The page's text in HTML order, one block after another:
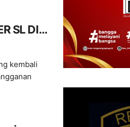
SL DI
kembali